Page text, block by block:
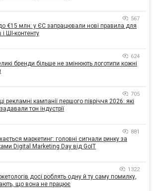
567
€15 млн: у ЄС запрацювали нові правила для
і ШІ-контенту
624
бренди більше не змінюють логотипи кожні
705
рекламні кампанії першого півріччя 2026: які
тон індустрії
881
маркетинг: головні сигнали ринку за
Digital Marketing Day від GoIT
1322
досі роблять одну й ту саму помилку,
що вона не працює